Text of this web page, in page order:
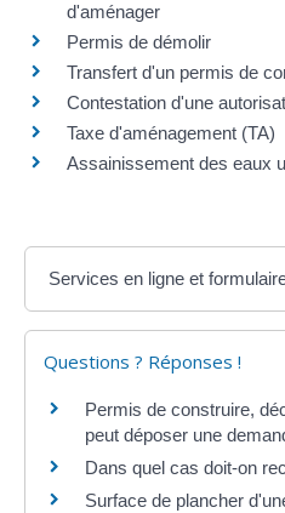
d'aménager
Permis de démolir
Transfert d'un permis de
Contestation d'une
Taxe d'aménagement (TA)
Assainissement des eaux
Services en ligne et
Questions ? Réponses !
Permis de construire,
peut déposer une
Dans quel cas doit-on
Surface de plancher